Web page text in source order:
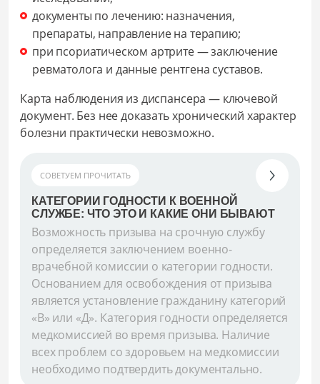
документы по лечению: назначения,
препараты, направление на терапию;
при псориатическом артрите — заключение
ревматолога и данные рентгена суставов.
Карта наблюдения из диспансера — ключевой
документ. Без нее доказать хронический характер
болезни практически невозможно.
СОВЕТУЕМ ПРОЧИТАТЬ
КАТЕГОРИИ ГОДНОСТИ К ВОЕННОЙ
СЛУЖБЕ: ЧТО ЭТО И КАКИЕ ОНИ БЫВАЮТ
Возможность призыва на срочную службу
определяется заключением военно-
врачебной комиссии о категории годности.
Основанием для освобождения от призыва
является установление гражданину категорий
«В» или «Д». Категория годности определяется
медкомиссией во время призыва. Наличие
всех проблем со здоровьем на медкомиссии
необходимо подтвердить документально.